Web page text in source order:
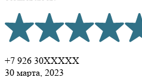
+7 926 30XXXXX
30 марта, 2023